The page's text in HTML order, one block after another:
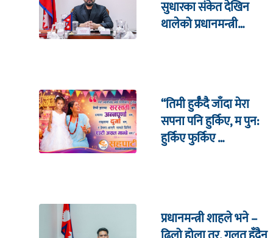
सुधारका संकेत देखिन
थालेको प्रधानमन्त्री
“तिमी हुर्कँदै जाँदा मेरा
सपना पनि हुर्किए, म पुन:
हुर्किए फुर्किए …
प्रधानमन्त्री शाहले भने –